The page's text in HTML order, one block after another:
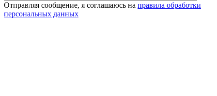
Отправляя сообщение, я соглашаюсь на правила обработки
персональных данных